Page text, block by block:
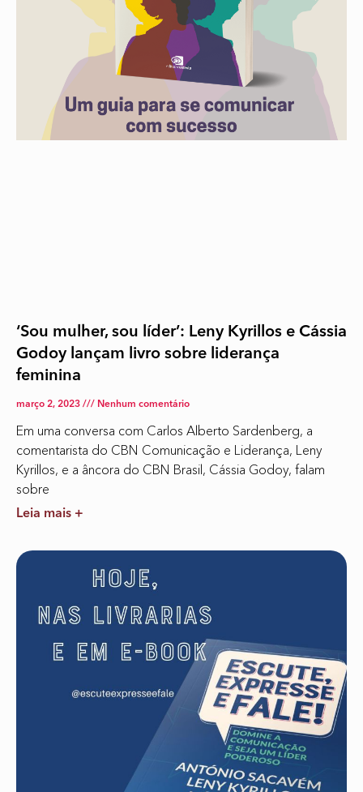
‘Sou mulher, sou líder’: Leny Kyrillos e Cássia
Godoy lançam livro sobre liderança
feminina
março 2, 2023 Nenhum comentário
Em uma conversa com Carlos Alberto Sardenberg, a
comentarista do CBN Comunicação e Liderança, Leny
Kyrillos, e a âncora do CBN Brasil, Cássia Godoy, falam
sobre
Leia mais +